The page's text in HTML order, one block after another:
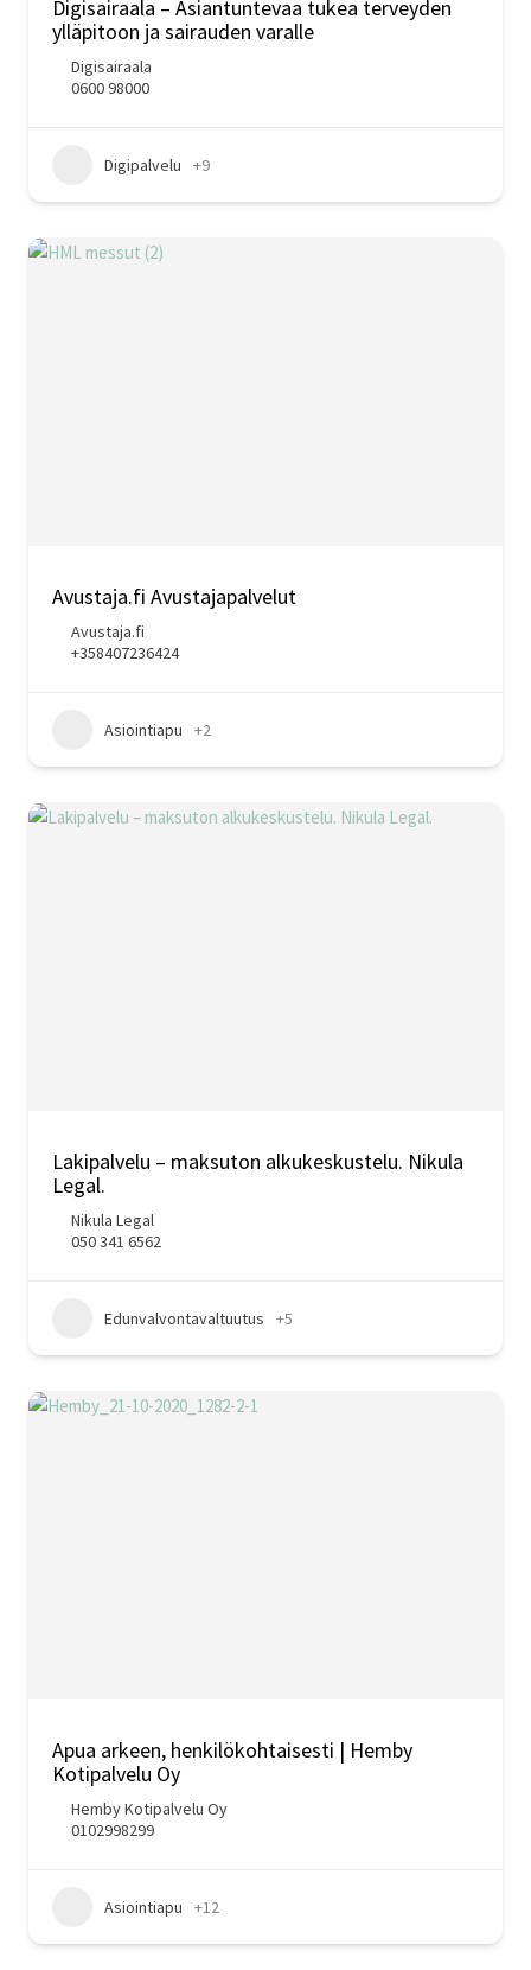
Digisairaala – Asiantuntevaa tukea terveyden
ylläpitoon ja sairauden varalle
Digisairaala
0600 98000
Digipalvelu +9
Avustaja.fi Avustajapalvelut
Avustaja.fi
+358407236424
Asiointiapu +2
Lakipalvelu – maksuton alkukeskustelu. Nikula
Legal.
Nikula Legal
050 341 6562
Edunvalvontavaltuutus +5
Apua arkeen, henkilökohtaisesti | Hemby
Kotipalvelu Oy
Hemby Kotipalvelu Oy
0102998299
Asiointiapu +12